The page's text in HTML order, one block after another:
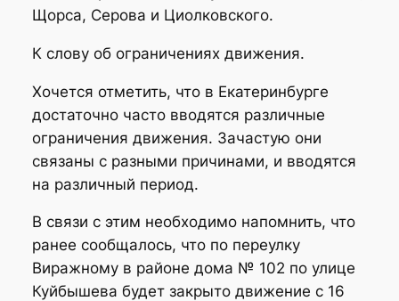
Щорса, Серова и Циолковского.
К слову об ограничениях движения.
Хочется отметить, что в Екатеринбурге
достаточно часто вводятся различные
ограничения движения. Зачастую они
связаны с разными причинами, и вводятся
на различный период.
В связи с этим необходимо напомнить, что
ранее сообщалось, что по переулку
Виражному в районе дома № 102 по улице
Куйбышева будет закрыто движение с 16